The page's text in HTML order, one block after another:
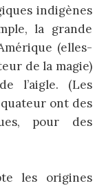
indigènes
la grande
(elles-
de la magie)
l’aigle. (Les
ont des
pour des
les origines